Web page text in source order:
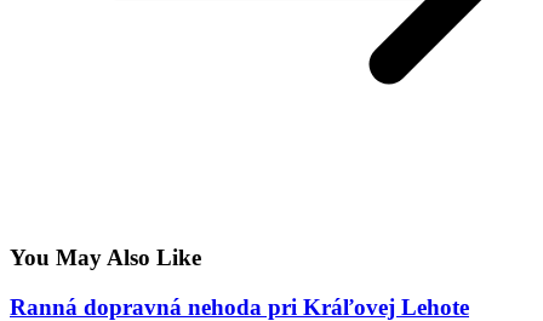
You May Also Like
Ranná dopravná nehoda pri Kráľovej Lehote